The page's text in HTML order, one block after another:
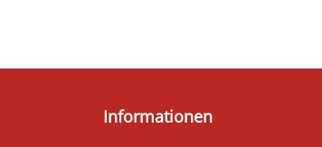
Informationen